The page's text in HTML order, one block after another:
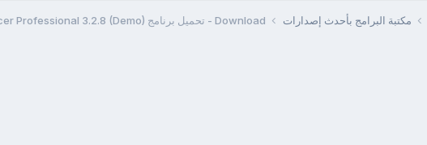
مكتبة البرامج بأحدث إصدارات Download - تحميل برنامج VizUp Reducer Professional 3.2.8 (Demo)